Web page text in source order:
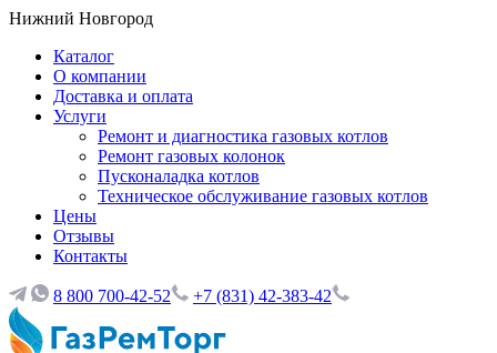
Нижний Новгород
Каталог
О компании
Доставка и оплата
Услуги
Ремонт и диагностика газовых котлов
Ремонт газовых колонок
Пусконаладка котлов
Техническое обслуживание газовых котлов
Цены
Отзывы
Контакты
8 800 700-42-52 +7 (831) 42-383-42